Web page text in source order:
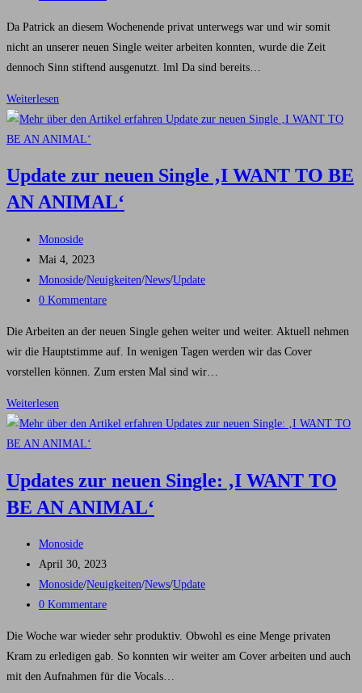
Da Patrick an diesem Wochenende privat unterwegs war und wir somit
nicht an unserer neuen Single weiter arbeiten konnten, wurde die Zeit
dennoch Sinn stiftend ausgenutzt. lml Da sind bereits…
Weiterlesen
neuen
Mix(es)
Nothing
To
Lyrics
Video
Update zur neuen Single ‚I WANT TO BE
AN ANIMAL‘
Beitrags-
Autor:
Monoside
Beitrag
veröffentlicht:
Mai 4, 2023
Beitrags-
Kategorie:
Monoside/Neuigkeiten/News/Update
Beitrags-
0 Kommentare
Die Arbeiten an der neuen Single gehen weiter und weiter. Aktuell nehmen
wir die Hauptstimme auf. In wenigen Tagen werden wir das Cover
vorstellen können. Zum ersten Mal sind wir…
Weiterlesen
zur
neuen
‚I
WANT
BE
AN
ANIMAL‘
Updates zur neuen Single: ‚I WANT TO
BE AN ANIMAL‘
Beitrags-
Autor:
Monoside
Beitrag
veröffentlicht:
April 30, 2023
Beitrags-
Kategorie:
Monoside/Neuigkeiten/News/Update
Beitrags-
0 Kommentare
Die Woche war wieder sehr produktiv. Obwohl es eine Menge privaten
Kram zu erledigen gab. So konnten wir weiter am Cover arbeiten und auch
mit den Aufnahmen für die Vocals…